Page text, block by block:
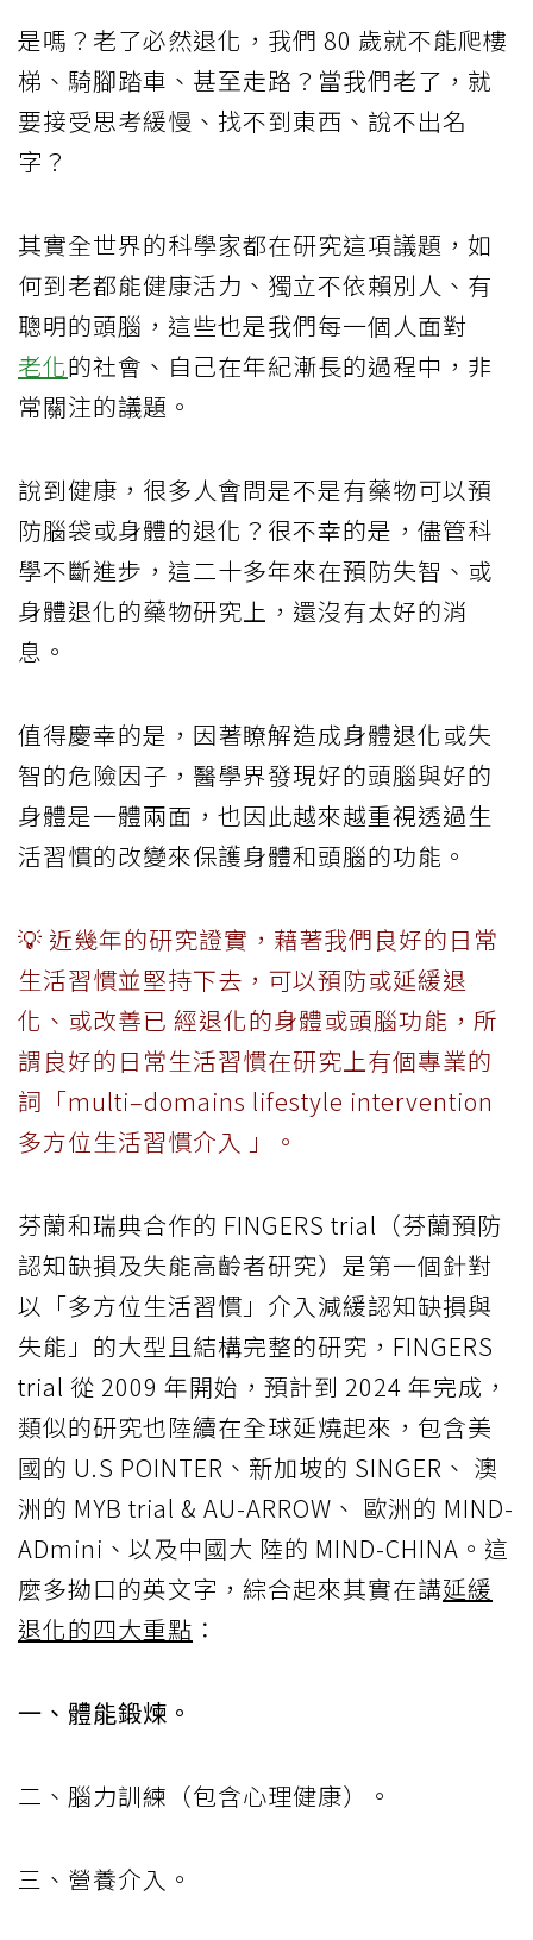
是嗎？老了必然退化，我們 80 歲就不能爬樓
梯、騎腳踏車、甚至走路？當我們老了，就
要接受思考緩慢、找不到東西、說不出名
字？
其實全世界的科學家都在研究這項議題，如
何到老都能健康活力、獨立不依賴別人、有
聰明的頭腦，這些也是我們每一個人面對
老化的社會、自己在年紀漸長的過程中，非
常關注的議題。
說到健康，很多人會問是不是有藥物可以預
防腦袋或身體的退化？很不幸的是，儘管科
學不斷進步，這二十多年來在預防失智、或
身體退化的藥物研究上，還沒有太好的消
息。
值得慶幸的是，因著瞭解造成身體退化或失
智的危險因子，醫學界發現好的頭腦與好的
身體是一體兩面，也因此越來越重視透過生
活習慣的改變來保護身體和頭腦的功能。
💡 近幾年的研究證實，藉著我們良好的日常
生活習慣並堅持下去，可以預防或延緩退
化、或改善已 經退化的身體或頭腦功能，所
謂良好的日常生活習慣在研究上有個專業的
詞「multi–domains lifestyle intervention
多方位生活習慣介入 」。
芬蘭和瑞典合作的 FINGERS trial（芬蘭預防
認知缺損及失能高齡者研究）是第一個針對
以「多方位生活習慣」介入減緩認知缺損與
失能」的大型且結構完整的研究，FINGERS
trial 從 2009 年開始，預計到 2024 年完成，
類似的研究也陸續在全球延燒起來，包含美
國的 U.S POINTER、新加坡的 SINGER、 澳
洲的 MYB trial & AU-ARROW、 歐洲的 MIND-
ADmini、以及中國大 陸的 MIND-CHINA。這
麼多拗口的英文字，綜合起來其實在講延緩
退化的四大重點 ：
一、體能鍛煉。
二、腦力訓練（包含心理健康）。
三、營養介入。